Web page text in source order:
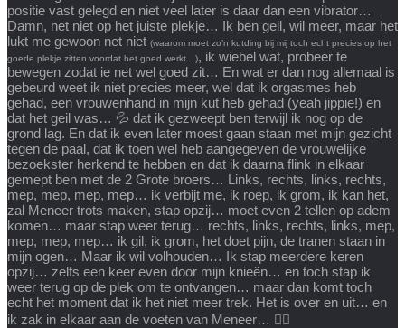
positie vast gelegd en niet veel later is daar dan een vibrator…
Damn, net niet op het juiste plekje… Ik ben geil, wil meer, maar het
lukt me gewoon net niet (waarom moet zo’n kutding bij mij toch echt precies op het
goede plekje zitten voordat het goed werkt…), ik wiebel wat, probeer te
bewegen zodat ie net wel goed zit… En wat er dan nog allemaal is
gebeurd weet ik niet precies meer, wel dat ik orgasmes heb
gehad, een vrouwenhand in mijn kut heb gehad (yeah jippie!) en
dat het geil was… 💦 dat ik gezweept ben terwijl ik nog op de
grond lag. En dat ik even later moest gaan staan met mijn gezicht
tegen de paal, dat ik toen wel heb aangegeven de vrouwelijke
bezoekster herkend te hebben en dat ik daarna flink in elkaar
gemept ben met de 2 Grote broers… Links, rechts, links, rechts,
mep, mep, mep, mep… ik verbijt me, ik roep, ik grom, ik kan het,
zal Meneer trots maken, stap opzij… moet even 2 tellen op adem
komen… maar stap weer terug… rechts, links, rechts, links, mep,
mep, mep, mep… ik gil, ik grom, het doet pijn, de tranen staan in
mijn ogen… Maar ik wil volhouden… Ik stap meerdere keren
opzij… zelfs een keer even door mijn knieën… en toch stap ik
weer terug op de plek om te ontvangen… maar dan komt toch
echt het moment dat ik het niet meer trek. Het is over en uit… en
ik zak in elkaar aan de voeten van Meneer… 🙇‍♀️